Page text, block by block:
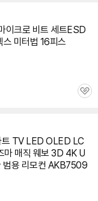
이크로 비트 세트ESD
스 미터법 16피스
관
TV LED OLED LC
매직 웨보 3D 4K U
용 리모컨 AKB7509